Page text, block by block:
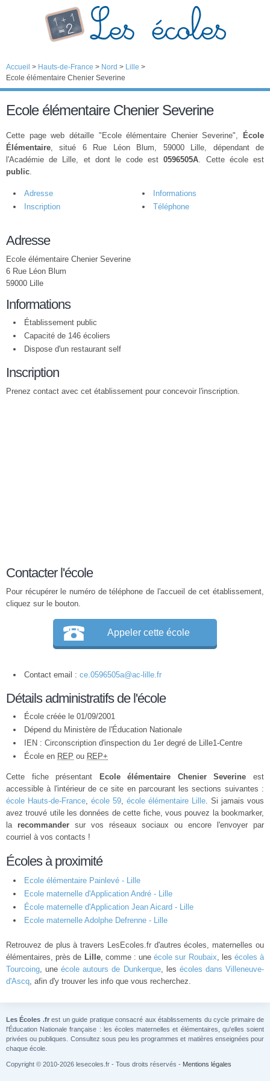
Accueil > Hauts-de-France > Nord > Lille >
Ecole élémentaire Chenier Severine
Ecole élémentaire Chenier Severine
Cette page web détaille "Ecole élémentaire Chenier Severine",
École
Élémentaire, situé 6 Rue Léon Blum, 59000 Lille, dépendant de
l'Académie de Lille, et dont le code est0596505A. Cette école est
public.
Adresse
Informations
Inscription
Téléphone
Adresse
Ecole élémentaire Chenier Severine
6 Rue Léon Blum
59000 Lille
Informations
Établissement public
Capacité de 146 écoliers
Dispose d'un restaurant self
Inscription
Prenez contact avec cet établissement pour concevoir l'inscription.
Contacter l'école
Pour récupérer le numéro de téléphone de l'accueil de cet établissement,
cliquez sur le bouton.
Appeler cette école
Contact email : ce.0596505a@ac-lille.fr
Détails administratifs de l'école
École créée le 01/09/2001
Dépend du Ministère de l'Éducation Nationale
IEN : Circonscription d'inspection du 1er degré de Lille1-Centre
École en REP ou REP+
Cette fiche présentant Ecole élémentaire Chenier Severine est
accessible à l'intérieur de ce site en parcourant les sections suivantes :
école Hauts-de-France, école 59, école élémentaire Lille. Si jamais vous
avez trouvé utile les données de cette fiche, vous pouvez la bookmarker,
la recommandersur vos réseaux sociaux ou encore l'envoyer par
courriel à vos contacts !
Écoles à proximité
Ecole élémentaire Painlevé - Lille
Ecole maternelle d'Application André - Lille
École maternelle d'Application Jean Aicard - Lille
Ecole maternelle Adolphe Defrenne - Lille
Retrouvez de plus à travers LesEcoles.fr d'autres écoles, maternelles ou
élémentaires, près de Lille, comme : uneécole sur Roubaix, les écoles à
Tourcoing, uneécole autours de Dunkerque, les écoles dans Villeneuve-
d'Ascq, afin d'y trouver les info que vous recherchez.
Les Écoles .frest un guide pratique consacré aux établissements du cycle primaire de
l'Éducation Nationale française : les écoles maternelles et élémentaires, qu'elles soient
privées ou publiques. Consultez sous peu les programmes et matières enseignées pour
chaque école.
Copyright © 2010-2026 lesecoles.fr - Tous droits réservés - Mentions légales